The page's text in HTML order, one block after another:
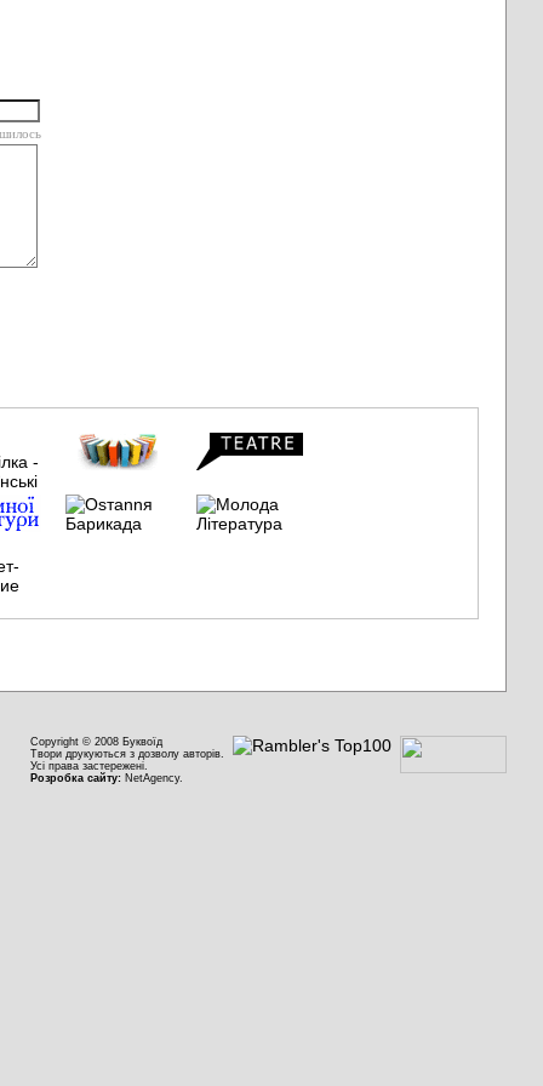
Copyright © 2008 Буквоїд
Твори друкуються з дозволу авторів.
Усі права застережені.
Розробка сайту: NetAgency.